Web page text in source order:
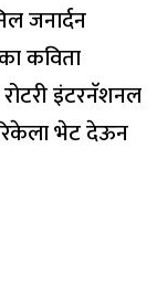
जनार्दन
कविता
इंटरनॅशनल
भेट देऊन